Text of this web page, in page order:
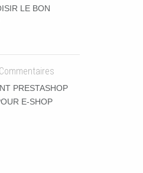
LE BON
PRESTASHOP
E-SHOP